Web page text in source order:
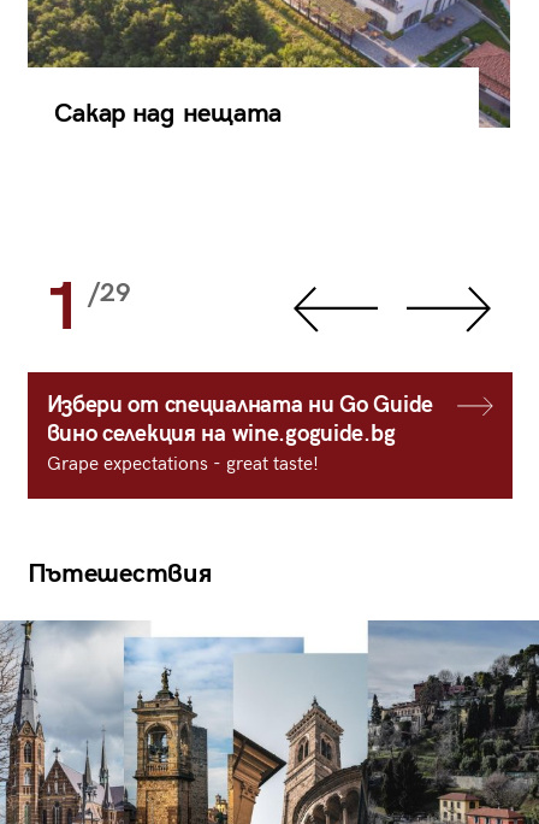
Сакар над нещата
1 /29
Избери от специалната ни Go Guide
вино селекция на wine.goguide.bg
Grape expectations - great taste!
Пътешествия